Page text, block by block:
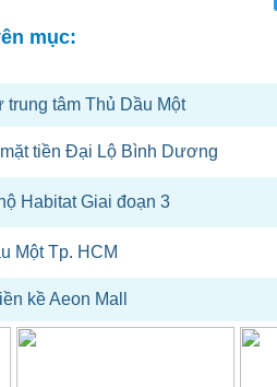
mục:
tâm Thủ Dầu Một
tiền Đại Lộ Bình Dương
Habitat Giai đoạn 3
Một Tp. HCM
kề Aeon Mall